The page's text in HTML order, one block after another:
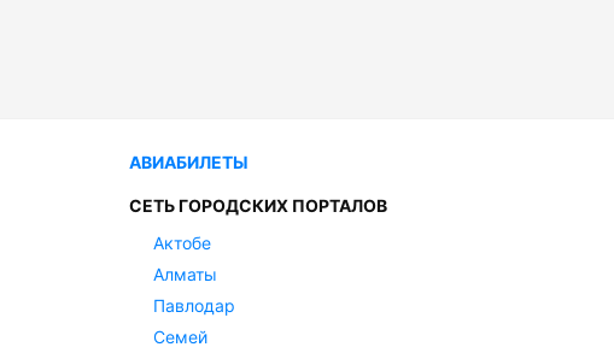
АВИАБИЛЕТЫ
СЕТЬ ГОРОДСКИХ ПОРТАЛОВ
Актобе
Алматы
Павлодар
Семей